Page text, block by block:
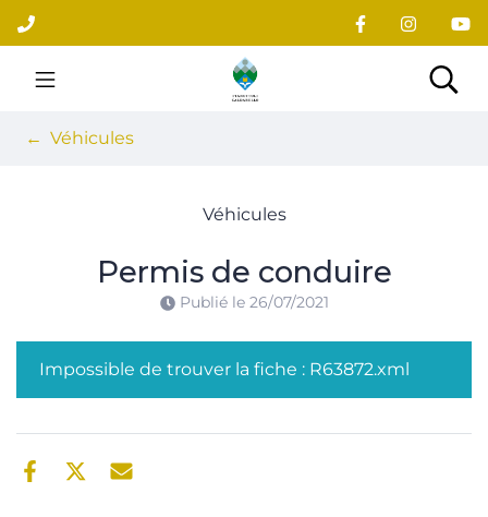
Aller
au
contenu
Site officiel du village
Véhicules
Véhicules
Permis de conduire
Publié le 26/07/2021
Impossible de trouver la fiche : R63872.xml